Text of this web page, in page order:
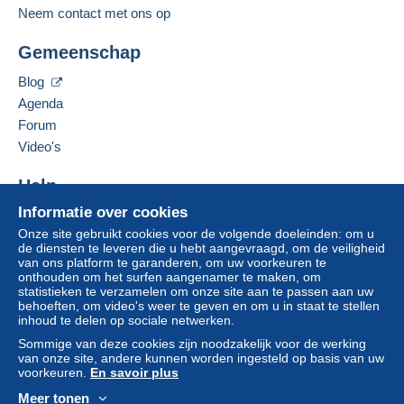
credit/debitcardof overboeking naar uw saldo,
Een onbetaalde aankoop kan gevolgen hebben
voor de rekening van de koper.
Als de verkoopvoorwaarden van de verkoper
clausules bevatten met betrekking tot de betaling,
moeten deze als nietig worden beschouwd. De
Delcampe, zoals gedefinieerd in de
toepassing zijn.
Aankopen moeten worden betaald binnen14
dagenna ontvangst van de eindafrekening van de
verkoper.
Garantie:
koper.
Om de termijnen voor terugzending en
terugbetaling van het item te weten,
De verkoper contacteren
Informatie over cookies
Onze site gebruikt cookies voor de volgende doeleinden: om u
de diensten te leveren die u hebt aangevraagd, om de veiligheid
van ons platform te garanderen, om uw voorkeuren te
onthouden om het surfen aangenamer te maken, om
statistieken te verzamelen om onze site aan te passen aan uw
behoeften, om video's weer te geven en om u in staat te stellen
inhoud te delen op sociale netwerken.
Sommige van deze cookies zijn noodzakelijk voor de werking
van onze site, andere kunnen worden ingesteld op basis van uw
voorkeuren. En savoir plus
Meer tonen
Neem contact met ons op
Gemeenschap
Blog
Agenda
Forum
Video's
Help
Hulpcentrum
Kopen op Delcampe
Verkopen op Delcampe
Een beveiligde website